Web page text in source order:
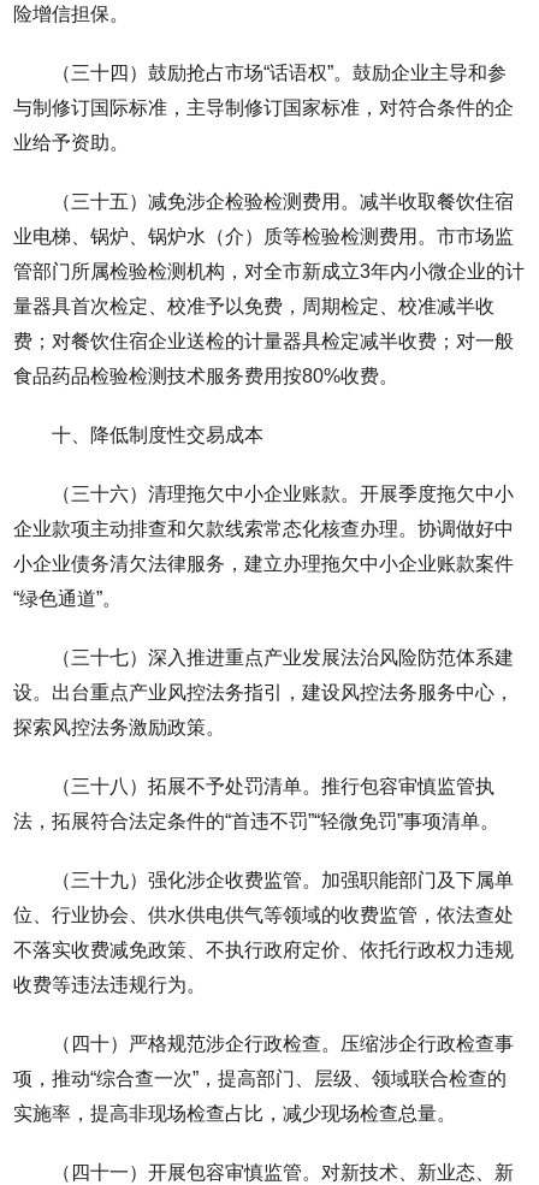
险增信担保。
（三十四）鼓励抢占市场“话语权”。鼓励企业主导和参
与制修订国际标准，主导制修订国家标准，对符合条件的企
业给予资助。
（三十五）减免涉企检验检测费用。减半收取餐饮住宿
业电梯、锅炉、锅炉水（介）质等检验检测费用。市市场监
管部门所属检验检测机构，对全市新成立3年内小微企业的计
量器具首次检定、校准予以免费，周期检定、校准减半收
费；对餐饮住宿企业送检的计量器具检定减半收费；对一般
食品药品检验检测技术服务费用按80%收费。
十、降低制度性交易成本
（三十六）清理拖欠中小企业账款。开展季度拖欠中小
企业款项主动排查和欠款线索常态化核查办理。协调做好中
小企业债务清欠法律服务，建立办理拖欠中小企业账款案件
“绿色通道”。
（三十七）深入推进重点产业发展法治风险防范体系建
设。出台重点产业风控法务指引，建设风控法务服务中心，
探索风控法务激励政策。
（三十八）拓展不予处罚清单。推行包容审慎监管执
法，拓展符合法定条件的“首违不罚”“轻微免罚”事项清单。
（三十九）强化涉企收费监管。加强职能部门及下属单
位、行业协会、供水供电供气等领域的收费监管，依法查处
不落实收费减免政策、不执行政府定价、依托行政权力违规
收费等违法违规行为。
（四十）严格规范涉企行政检查。压缩涉企行政检查事
项，推动“综合查一次”，提高部门、层级、领域联合检查的
实施率，提高非现场检查占比，减少现场检查总量。
（四十一）开展包容审慎监管。对新技术、新业态、新